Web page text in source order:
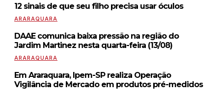
12 sinais de que seu filho precisa usar óculos
ARARAQUARA
DAAE comunica baixa pressão na região do
Jardim Martinez nesta quarta-feira (13/08)
ARARAQUARA
Em Araraquara, Ipem-SP realiza Operação
Vigilância de Mercado em produtos pré-medidos